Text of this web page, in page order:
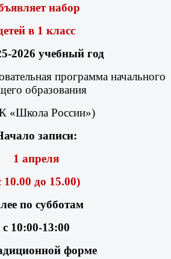
набор
в 1 класс
2026 учебный год
программа начального
образования
«Школа России»)
записи:
1 апреля
10.00 до 15.00)
по субботам
с 10:00-13:00
форме